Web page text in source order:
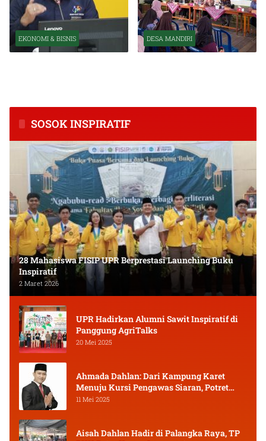
EKONOMI & BISNIS DESA MANDIRI
SOSOK INSPIRATIF
28 Mahasiswa FISIP UPR Berprestasi Launching Buku
Inspiratif
2 Maret 2026
UPR Hadirkan Alumni Sawit Inspiratif di
Panggung AgriTalks
20 Mei 2025
Ahmada Dahlan: Dari Kampung Karet
Menuju Kursi Pengawas Siaran, Potret
Pejuang Muda Kalimantan Tengah
11 Mei 2025
Aisah Dahlan Hadir di Palangka Raya, TP